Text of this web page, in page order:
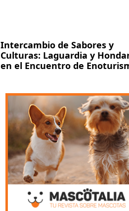
Intercambio de Sabores y
Culturas: Laguardia y
en el Encuentro de